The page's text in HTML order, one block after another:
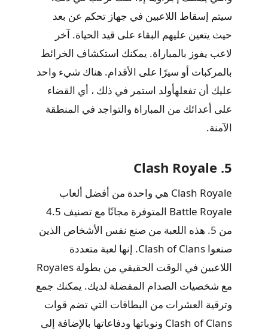
سيتم إسقاط اللاعبين في جهاز تحكم عن بعد
حيث يتعين عليهم البقاء على قيد الحياة. آخر
لاعب يفوز بالمباراة. يمكنك استكشاف الخرائط
بالمركبات أو سيرًا على الأقدام. هناك شيء واحد
عليك أن تفعلهأولد استمر في ذلك ، أي القضاء
على أعدائك من المباراة والتواجد في المنطقة
الآمنة.
5. Clash Royale
Clash Royale هي واحدة من أفضل ألعاب
Battle Royale المتوفرة مجانًا مع تصنيف 4.5
من 5. هذه اللعبة من صنع نفس الأشخاص الذين
صنعوا Clash of Clans. إنها لعبة متعددة
اللاعبين في الوقت الحقيقي من بطولة Royales
مع شخصيات الصدام المفضلة لديك. يمكنك جمع
وترقية العشرات من البطاقات التي تضم قوات
Clash of Clans ونوباتها ودفاعاتها بالإضافة إلى